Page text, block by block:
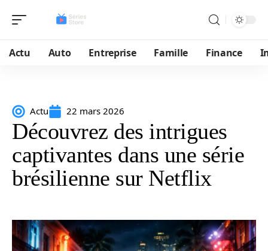
Actu Auto Entreprise Famille Finance
Actu 22 mars 2026
Découvrez des intrigues
captivantes dans une série
brésilienne sur Netflix